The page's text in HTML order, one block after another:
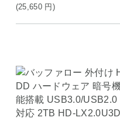
(25,650 円)